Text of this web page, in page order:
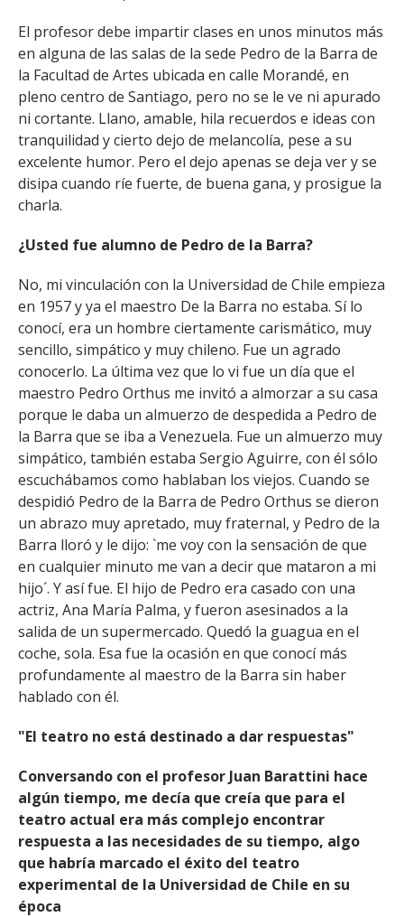
El profesor debe impartir clases en unos minutos más
en alguna de las salas de la sede Pedro de la Barra de
la Facultad de Artes ubicada en calle Morandé, en
pleno centro de Santiago, pero no se le ve ni apurado
ni cortante. Llano, amable, hila recuerdos e ideas con
tranquilidad y cierto dejo de melancolía, pese a su
excelente humor. Pero el dejo apenas se deja ver y se
disipa cuando ríe fuerte, de buena gana, y prosigue la
charla.
¿Usted fue alumno de Pedro de la Barra?
No, mi vinculación con la Universidad de Chile empieza
en 1957 y ya el maestro De la Barra no estaba. Sí lo
conocí, era un hombre ciertamente carismático, muy
sencillo, simpático y muy chileno. Fue un agrado
conocerlo. La última vez que lo vi fue un día que el
maestro Pedro Orthus me invitó a almorzar a su casa
porque le daba un almuerzo de despedida a Pedro de
la Barra que se iba a Venezuela. Fue un almuerzo muy
simpático, también estaba Sergio Aguirre, con él sólo
escuchábamos como hablaban los viejos. Cuando se
despidió Pedro de la Barra de Pedro Orthus se dieron
un abrazo muy apretado, muy fraternal, y Pedro de la
Barra lloró y le dijo: `me voy con la sensación de que
en cualquier minuto me van a decir que mataron a mi
hijo´. Y así fue. El hijo de Pedro era casado con una
actriz, Ana María Palma, y fueron asesinados a la
salida de un supermercado. Quedó la guagua en el
coche, sola. Esa fue la ocasión en que conocí más
profundamente al maestro de la Barra sin haber
hablado con él.
"El teatro no está destinado a dar respuestas"
Conversando con el profesor Juan Barattini hace
algún tiempo, me decía que creía que para el
teatro actual era más complejo encontrar
respuesta a las necesidades de su tiempo, algo
que habría marcado el éxito del teatro
experimental de la Universidad de Chile en su
época